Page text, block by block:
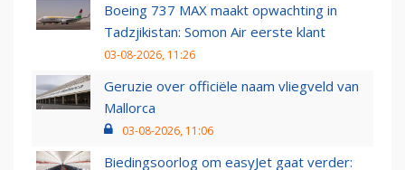
Boeing 737 MAX maakt opwachting in
Tadzjikistan: Somon Air eerste klant
03-08-2026, 11:26
Geruzie over officiële naam vliegveld van
Mallorca
03-08-2026, 11:06
Biedingsoorlog om easyJet gaat verder: